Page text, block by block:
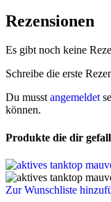
Rezensionen
Es gibt noch keine
Schreibe die erste
Du musstangemeldet
können.
Produkte die dir
Zur Wunschliste